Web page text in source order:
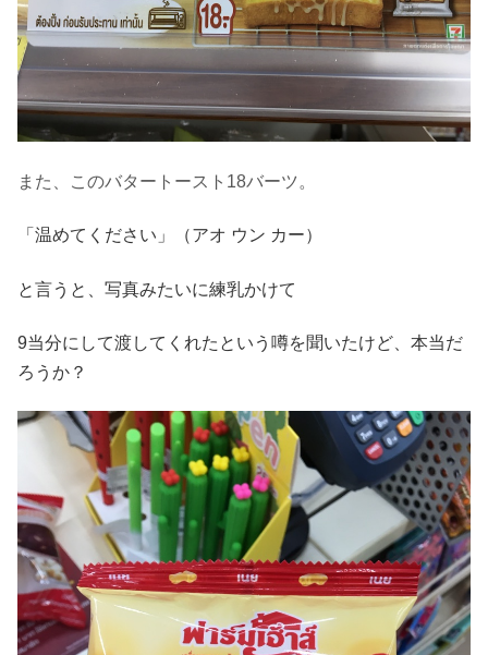
また、このバタートースト18バーツ。
「温めてください」（アオ ウン カー）
と言うと、写真みたいに練乳かけて
9当分にして渡してくれたという噂を聞いたけど、本当だ
ろうか？